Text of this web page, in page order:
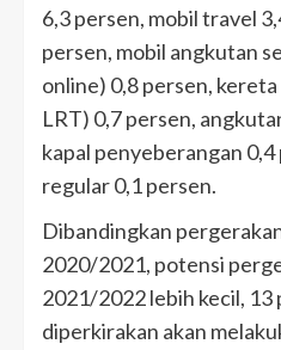
6,3 persen, mobil travel
persen, mobil angkutan
online) 0,8 persen,
LRT) 0,7 persen,
kapal penyeberangan
regular 0,1 persen.
Dibandingkan
2020/2021, potensi
2021/2022 lebih kecil, 13
diperkirakan akan